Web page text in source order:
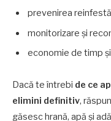
prevenirea
monitorizare și
economie de timp
Dacă te întrebi de ce
elimini definitiv,
găsesc hrană, apă și